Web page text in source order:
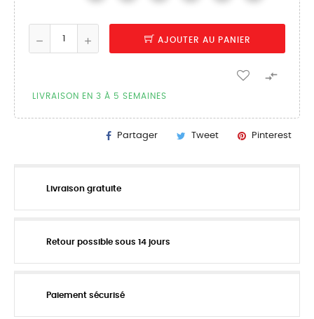
AJOUTER AU PANIER

LIVRAISON EN 3 À 5 SEMAINES
Partager Tweet Pinterest
Livraison gratuite
Retour possible sous 14 jours
Paiement sécurisé